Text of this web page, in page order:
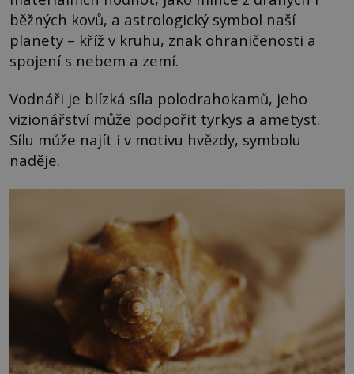
běžných kovů, a astrologický symbol naší
planety – kříž v kruhu, znak ohraničenosti a
spojení s nebem a zemí.
Vodnáři je blízká síla polodrahokamů, jeho
vizionářství může podpořit tyrkys a ametyst.
Sílu může najít i v motivu hvězdy, symbolu
naděje.